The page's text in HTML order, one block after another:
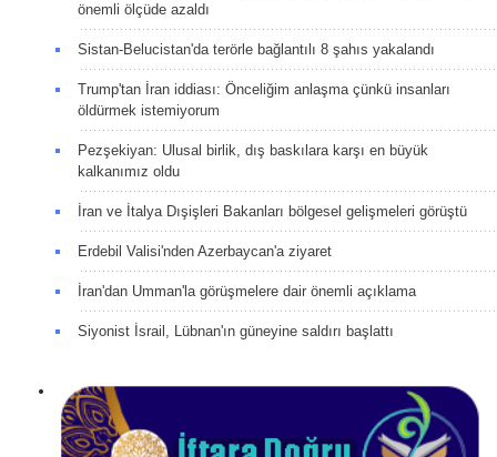
önemli ölçüde azaldı
Sistan-Belucistan'da terörle bağlantılı 8 şahıs yakalandı
Trump'tan İran iddiası: Önceliğim anlaşma çünkü insanları
öldürmek istemiyorum
Pezşekiyan: Ulusal birlik, dış baskılara karşı en büyük
kalkanımız oldu
İran ve İtalya Dışişleri Bakanları bölgesel gelişmeleri görüştü
Erdebil Valisi'nden Azerbaycan'a ziyaret
İran'dan Umman'la görüşmelere dair önemli açıklama
Siyonist İsrail, Lübnan'ın güneyine saldırı başlattı